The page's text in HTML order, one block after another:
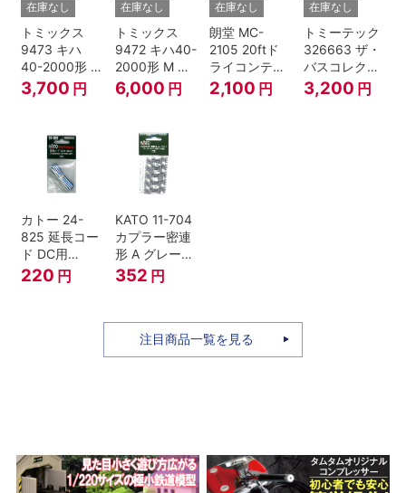
在庫なし
トミックス
9473 キハ
40-2000形 T
Nゲージ
3,700 円
在庫なし
トミックス
9472 キハ40-
2000形 M N
ゲージ
6,000 円
在庫なし
朗堂 MC-
2105 20ftド
ライコンテナ
タイプ
TRANCY
2,100 円
在庫なし
トミーテック
326663 ザ・
バスコレクシ
ョン 西日本鉄
道・九州産交
3,200 円
カトー 24-
825 延長コー
ド DC用
(90cm）
220 円
KATO 11-704
カプラー密連
形 A グレー
(20個入) (ア
ーノルドカプ
352 円
注目商品一覧を見る